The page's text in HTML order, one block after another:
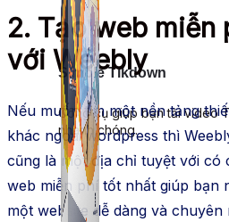
Simple Tikdown
Công cụ giúp bạn tải video
nhanh chóng.
2. Tạo web miễn
với Weebly
Nếu muốn tìm một nền tảng
khác ngoài wordpress thì
cũng là một địa chỉ tuyệt với có
web miễn phí tốt nhất giúp bạn
một website dễ dàng và chuyên